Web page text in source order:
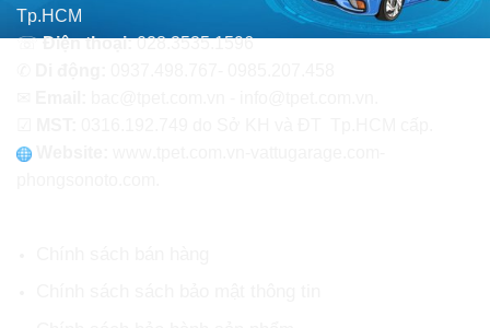
Tp.HCM
☏Điện thoại:028.3535.1596